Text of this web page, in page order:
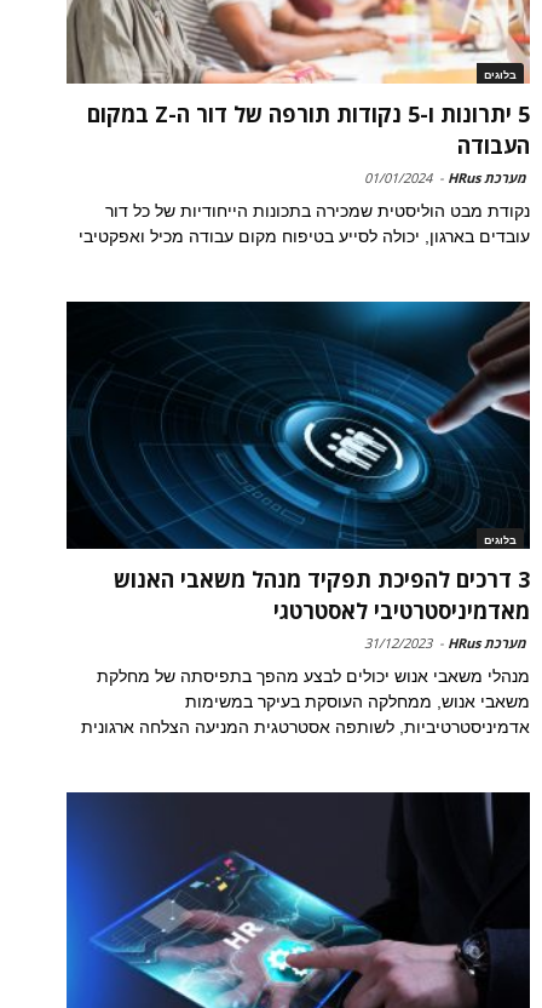
בלוגים
5 יתרונות ו-5 נקודות תורפה של דור ה-Z במקום
העבודה
מערכת HRus -
01/01/2024
נקודת מבט הוליסטית שמכירה בתכונות הייחודיות של כל דור
עובדים בארגון, יכולה לסייע בטיפוח מקום עבודה מכיל ואפקטיבי
בלוגים
3 דרכים להפיכת תפקיד מנהל משאבי האנוש
מאדמיניסטרטיבי לאסטרטגי
מערכת HRus -
31/12/2023
מנהלי משאבי אנוש יכולים לבצע מהפך בתפיסתה של מחלקת
משאבי אנוש, ממחלקה העוסקת בעיקר במשימות
אדמיניסטרטיביות, לשותפה אסטרטגית המניעה הצלחה ארגונית